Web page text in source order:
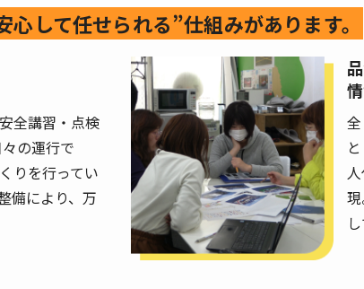
心して任せられる”仕組みがあります。
全講習・点検
の運行で
りを行ってい
備により、万